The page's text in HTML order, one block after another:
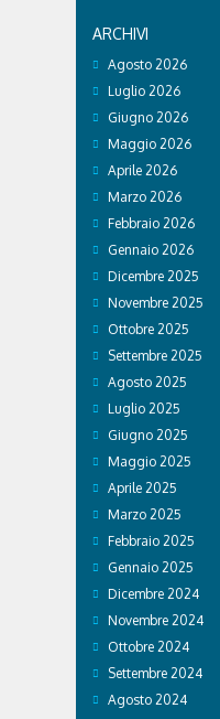
ARCHIVI
Agosto 2026
Luglio 2026
Giugno 2026
Maggio 2026
Aprile 2026
Marzo 2026
Febbraio 2026
Gennaio 2026
Dicembre 2025
Novembre 2025
Ottobre 2025
Settembre 2025
Agosto 2025
Luglio 2025
Giugno 2025
Maggio 2025
Aprile 2025
Marzo 2025
Febbraio 2025
Gennaio 2025
Dicembre 2024
Novembre 2024
Ottobre 2024
Settembre 2024
Agosto 2024